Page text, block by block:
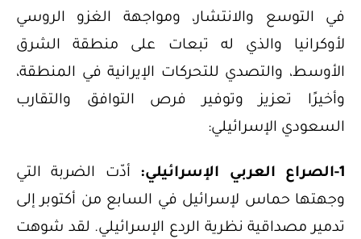
في التوسع والانتشار، ومواجهة الغزو الروسي
لأوكرانيا والذي له تبعات على منطقة الشرق
الأوسط، والتصدي للتحركات الإيرانية في المنطقة،
وأخيرًا تعزيز وتوفير فرص التوافق والتقارب
السعودي الإسرائيلي:
أدّت الضربة التي
وجهتها حماس لإسرائيل في السابع من أكتوبر إلى
تدمير مصداقية نظرية الردع الإسرائيلي. لقد شوهت